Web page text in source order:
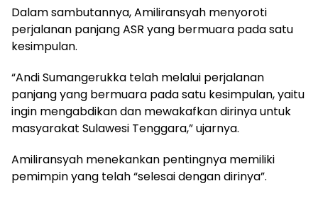
Dalam sambutannya, Amiliransyah menyoroti
perjalanan panjang ASR yang bermuara pada satu
kesimpulan.
“Andi Sumangerukka telah melalui perjalanan
panjang yang bermuara pada satu kesimpulan, yaitu
ingin mengabdikan dan mewakafkan dirinya untuk
masyarakat Sulawesi Tenggara,” ujarnya.
Amiliransyah menekankan pentingnya memiliki
pemimpin yang telah “selesai dengan dirinya”.